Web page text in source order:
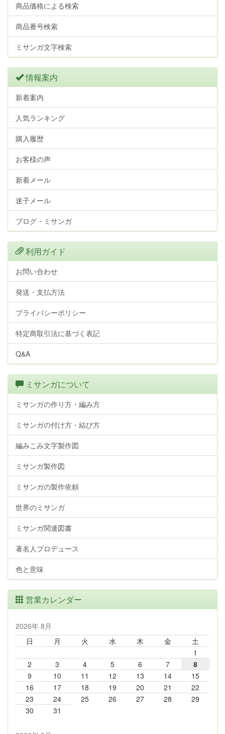
商品価格による検索
商品番号検索
ミサンガ文字検索
情報案内
新着案内
人気ランキング
購入履歴
お客様の声
新着メール
迷子メール
ブログ・ミサンガ
利用ガイド
お問い合わせ
発送・支払方法
プライバシーポリシー
特定商取引法に基づく表記
Q&A
ミサンガについて
ミサンガの作り方・編み方
ミサンガの付け方・結び方
編みこみ文字製作図
ミサンガ製作図
ミサンガの製作依頼
世界のミサンガ
ミサンガ関連図書
著名人プロデュース
色と意味
営業カレンダー
2026年 8月
日
月 火 水 木 金
土
1
2
3 4 5 6 7
8
9
10 11 12 13 14
15
16
17 18 19 20 21
22
23
24 25 26 27 28
29
30
31